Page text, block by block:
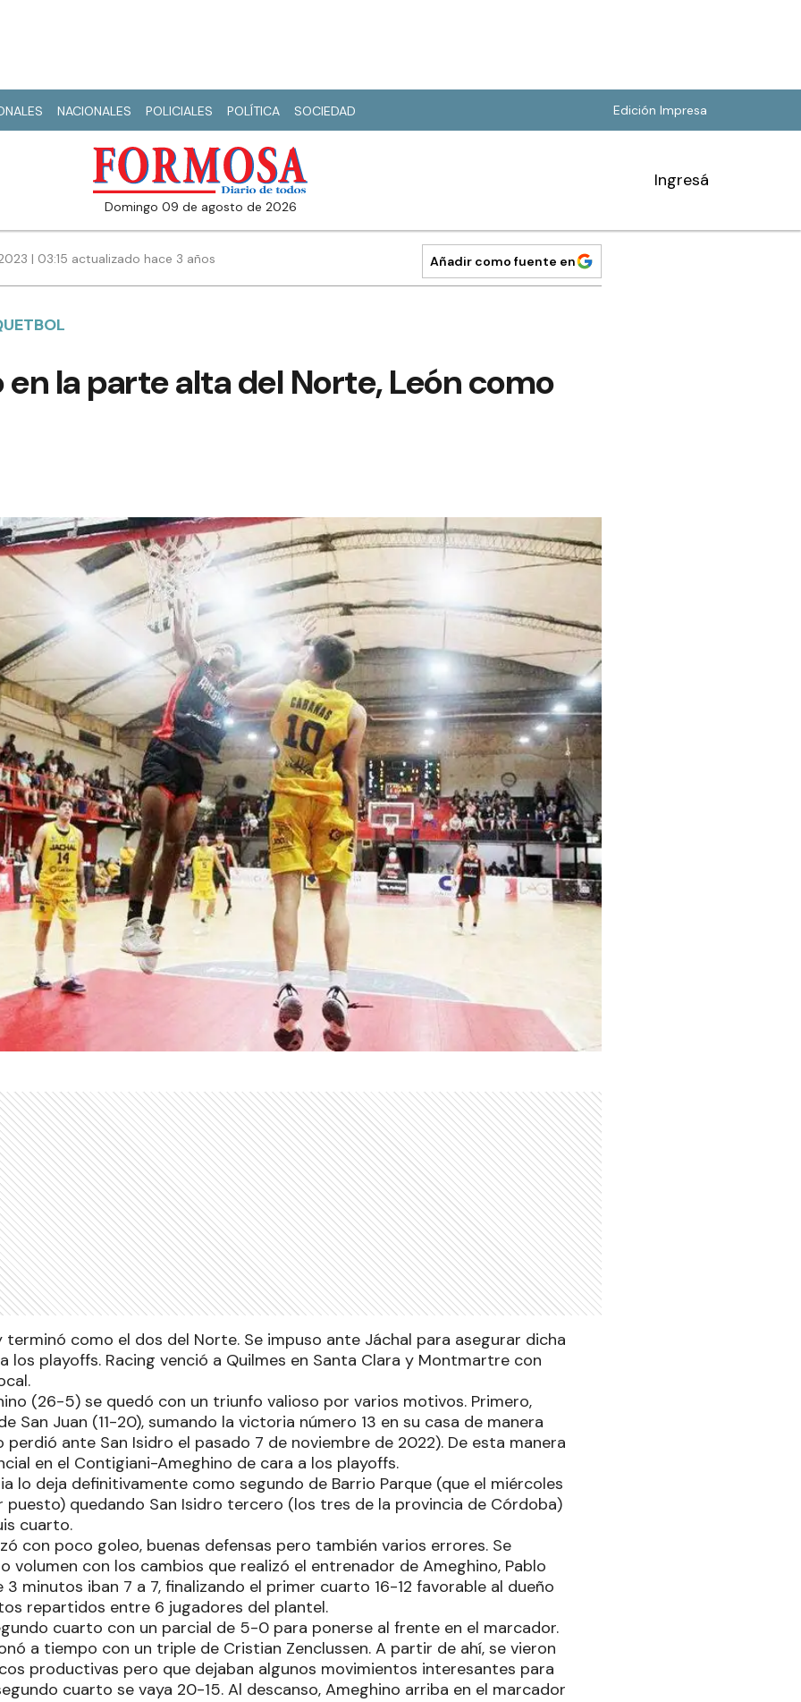
NACIONALES POLICIALES POLÍTICA SOCIEDAD Edición Impresa
domingo 09 de agosto de 2026
Ingresá
| 03:15 actualizado hace 3 años Añadir como fuente en
la parte alta del Norte, León como
terminó como el dos del Norte. Se impuso ante Jáchal para asegurar dicha
los playoffs. Racing venció a Quilmes en Santa Clara y Montmartre con
(26-5) se quedó con un triunfo valioso por varios motivos. Primero,
San Juan (11-20), sumando la victoria número 13 en su casa de manera
ante San Isidro el pasado 7 de noviembre de 2022). De esta manera
en el Contigiani-Ameghino de cara a los playoffs.
lo deja definitivamente como segundo de Barrio Parque (que el miércoles
puesto) quedando San Isidro tercero (los tres de la provincia de Córdoba)
cuarto.
con poco goleo, buenas defensas pero también varios errores. Se
volumen con los cambios que realizó el entrenador de Ameghino, Pablo
minutos iban 7 a 7, finalizando el primer cuarto 16-12 favorable al dueño
repartidos entre 6 jugadores del plantel.
cuarto con un parcial de 5-0 para ponerse al frente en el marcador.
a tiempo con un triple de Cristian Zenclussen. A partir de ahí, se vieron
productivas pero que dejaban algunos movimientos interesantes para
cuarto se vaya 20-15. Al descanso, Ameghino arriba en el marcador